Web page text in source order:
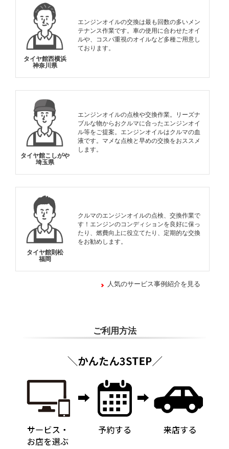
タイヤ館西横浜
神奈川県
エンジンオイルの交換は最も回数の多いメン
テナンス作業です。車の使用に合わせたオイ
ルや、コスパ重視のオイルなど多種ご用意し
ております。
タイヤ館こしがや
埼玉県
エンジンオイルの点検や交換作業。リーズナ
ブルな物からおクルマに合ったエンジンオイ
ル等をご提案。エンジンオイルはクルマの血
液です。マメな点検と早めの交換をおススメ
します。
タイヤ館則松
福岡
クルマのエンジンオイルの点検、交換作業で
す！エンジンのコンディションを良好に保っ
たり、燃費向上に役立てたり、定期的な交換
をお勧めします。
人気のサービス事例紹介を見る
ご利用方法